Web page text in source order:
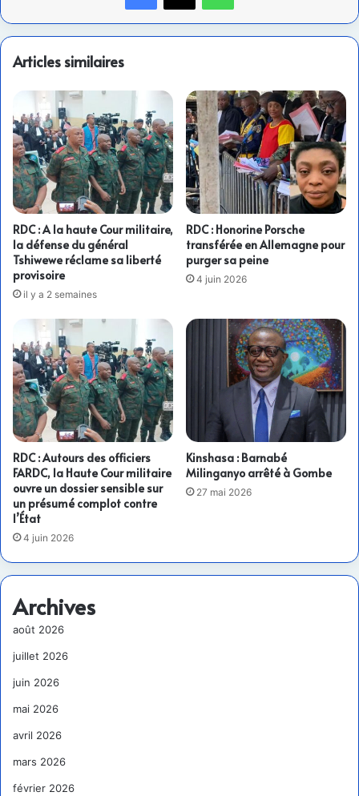
Articles similaires
RDC : A la haute Cour militaire,
la défense du général
Tshiwewe réclame sa liberté
provisoire
il y a 2 semaines
RDC : Honorine Porsche
transférée en Allemagne pour
purger sa peine
4 juin 2026
RDC : Autours des officiers
FARDC, la Haute Cour militaire
ouvre un dossier sensible sur
un présumé complot contre
l’État
4 juin 2026
Kinshasa : Barnabé
Milinganyo arrêté à Gombe
27 mai 2026
Archives
août 2026
juillet 2026
juin 2026
mai 2026
avril 2026
mars 2026
février 2026